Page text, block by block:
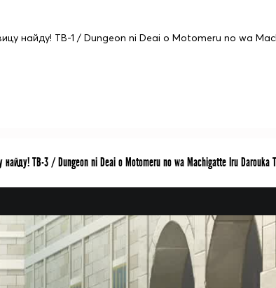
найду! ТВ-1 / Dungeon ni Deai o Motomeru no wa
ТВ-3 / Dungeon ni Deai o Motomeru no wa Machigatte Iru Darouka